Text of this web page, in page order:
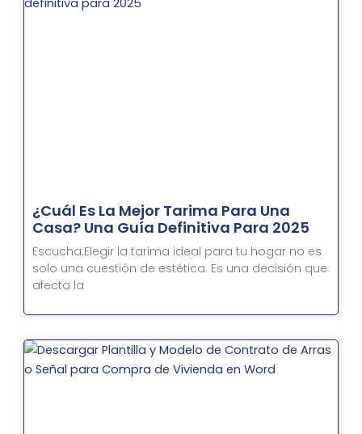
¿Cuál Es La Mejor Tarima Para Una
Casa? Una Guía Definitiva Para 2025
Escucha.Elegir la tarima ideal para tu hogar no es
solo una cuestión de estética. Es una decisión que
afecta la